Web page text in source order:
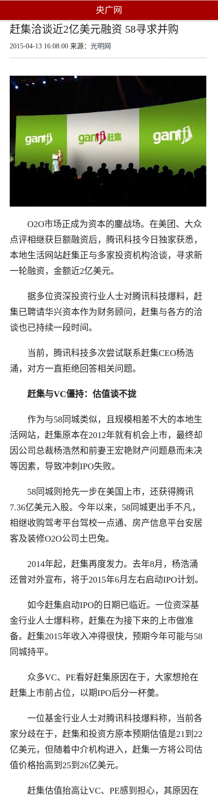
央广网
赶集洽谈近2亿美元融资 58寻求并购
2015-04-13 16:08:00 来源： 光明网
O2O市场正成为资本的鏖战场。在美团、大众
点评相继获巨额融资后，腾讯科技今日独家获悉，
本地生活网站赶集正与多家投资机构洽谈，寻求新
一轮融资，金额近2亿美元。
据多位资深投资行业人士对腾讯科技爆料，赶
集已聘请华兴资本作为财务顾问，赶集与各方的洽
谈也已持续一段时间。
当前，腾讯科技多次尝试联系赶集CEO杨浩
涌，对方一直拒绝回答相关问题。
赶集与VC僵持：估值谈不拢
作为与58同城类似，且规模相差不大的本地生
活网站，赶集原本在2012年就有机会上市，最终却
因公司总裁杨浩然和前妻王宏艳财产问题悬而未决
等因素，导致冲刺IPO失败。
58同城则抢先一步在美国上市，还获得腾讯
7.36亿美元入股。今年以来，58同城更出手不凡，
相继收购驾考平台驾校一点通、房产信息平台安居
客及装修O2O公司土巴兔。
2014年起，赶集再度发力。去年8月，杨浩涌
还曾对外宣布，将于2015年6月左右启动IPO计划。
如今赶集启动IPO的日期已临近。一位资深基
金行业人士爆料称，赶集在为接下来的上市做准
备。赶集2015年收入冲得很快，预期今年可能与58
同城持平。
众多VC、PE看好赶集原因在于，大家想抢在
赶集上市前占位，以期IPO后分一杯羹。
一位基金行业人士对腾讯科技爆料称，当前各
家分歧在于，赶集和投资方原本预期估值是21到22
亿美元，但随着中介机构进入，赶集一方将公司估
值价格抬高到25到26亿美元。
赶集估值抬高让VC、PE感到担心，其原因在